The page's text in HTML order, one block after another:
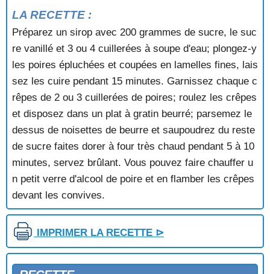
DELICE AU CAFE
DELICE AU CASSIS
DELICE AU CHOCOLAT
DELICE AUX FRAISES
DELICE AUX GRIOTTES
DELICE AUX MARRONS GLACES
DELICE AUX NOISETTES
DELICE AUX PECHES
DELICE AUX POMMES
DELICIEUX AUX AMANDES
DELICIEUX AUX POIRES
DELICIEUX DE PECHES ET FRAISES
DESSERT AUX POIRES
DESSERT AUX POMMES ET AUX MURES
DIPLOMATE
LA RECETTE :
Préparez un sirop avec 200 grammes de sucre, le suc
re vanillé et 3 ou 4 cuillerées à soupe d'eau; plongez-y
les poires épluchées et coupées en lamelles fines, lais
sez les cuire pendant 15 minutes. Garnissez chaque c
rêpes de 2 ou 3 cuillerées de poires; roulez les crêpes
et disposez dans un plat à gratin beurré; parsemez le
dessus de noisettes de beurre et saupoudrez du reste
de sucre faites dorer à four très chaud pendant 5 à 10
minutes, servez brûlant. Vous pouvez faire chauffer u
n petit verre d'alcool de poire et en flamber les crêpes
devant les convives.
IMPRIMER LA RECETTE ⊳